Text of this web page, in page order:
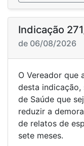
Indicação
de 06/08/2026
O Vereador que
desta indicação,
de Saúde que
reduzir a
de relatos de
sete meses.